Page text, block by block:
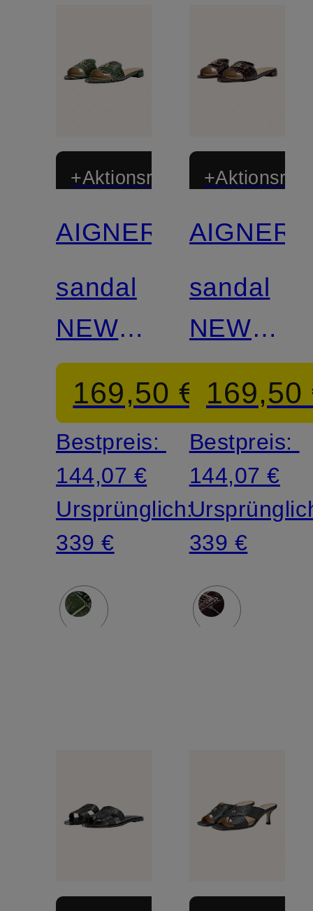
+Aktionsrabatt
AIGNER
sandal
NEW
ARIELLE
1C169,50 €
Bestpreis:
144,07 €
Ursprünglich:
339 €
AIGNER
sandal
NEW
ARIELLE
1C169,50
Bestpreis:
144,07 €
339 €